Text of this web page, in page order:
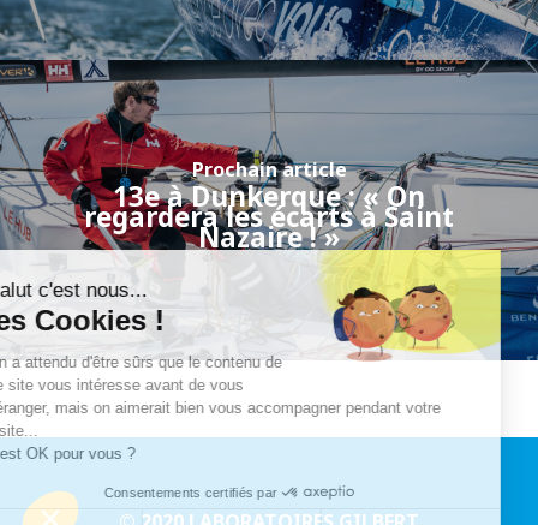
Prochain article
13e à Dunkerque : « On
regardera les écarts à Saint
Nazaire ! »
Salut c'est nous...
les Cookies !
On a attendu d'être sûrs que le contenu de
ce site vous intéresse avant de vous
déranger, mais on aimerait bien vous accompagner pendant votre
C'est OK pour vous ?
Consentements certifiés par